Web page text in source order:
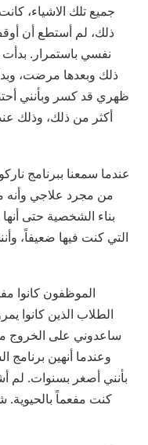
جميع تلك الاشياء،
ذلك، لم أستطع أن
نفسي باستمرار.
ذلك وبعدها مرضت،
ظهري قد كسر وبأنني
أكثر من ذلك، وذلك
عندما سمعنا ببرنامج
من مجرد علاجي وأنه
بناء الشخصية حتى
التي كنت فيها ضعيفاً،
الموظفون كانوا
الطلاب الذين كانوا
ساعدوني على الخروج
وعندما أنهين
بأنني أصغر بسنوات. لم
كنت مفعماً